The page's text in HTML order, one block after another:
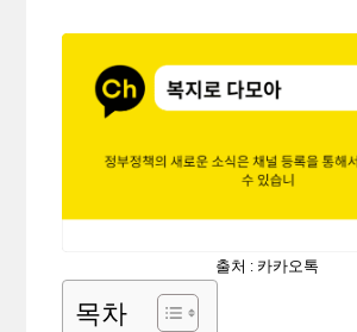
출처 : 카카오톡
목차